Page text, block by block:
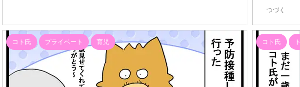
つづく
コト氏 プライベート 育児 コト氏